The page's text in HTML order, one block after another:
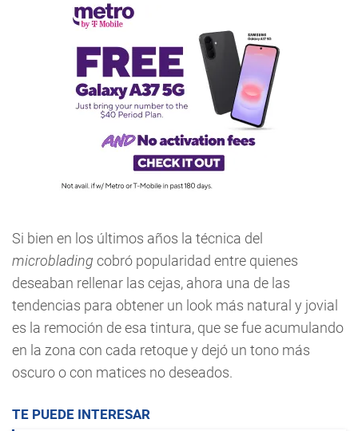
Si bien en los últimos años la técnica del
microblading cobró popularidad entre quienes
deseaban rellenar las cejas, ahora una de las
tendencias para obtener un look más natural y jovial
es la remoción de esa tintura, que se fue acumulando
en la zona con cada retoque y dejó un tono más
oscuro o con matices no deseados.
TE PUEDE INTERESAR